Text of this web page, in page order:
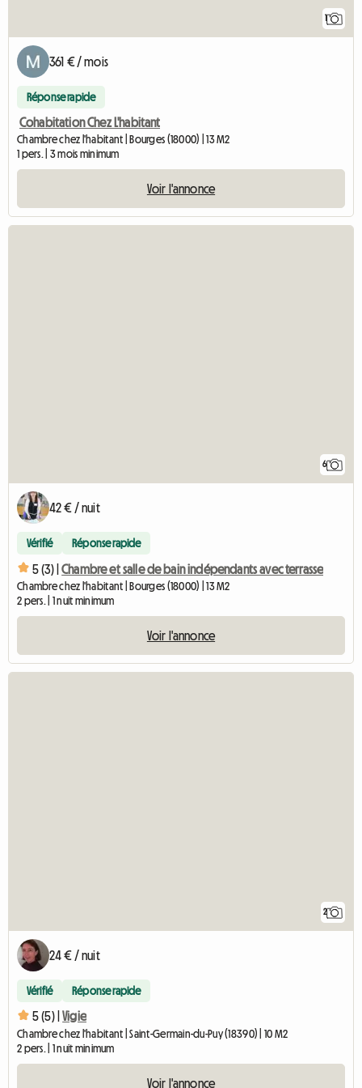
1
361 € / mois
Réponse rapide
Cohabitation Chez L'habitant
Chambre chez l'habitant | Bourges (18000) | 13 M2
1 pers. | 3 mois minimum
Voir l'annonce
6
42 € / nuit
Vérifié Réponse rapide
5 (3) | Chambre et salle de bain indépendants avec terrasse
Chambre chez l'habitant | Bourges (18000) | 13 M2
2 pers. | 1 nuit minimum
Voir l'annonce
2
24 € / nuit
Vérifié Réponse rapide
5 (5) | Vigie
Chambre chez l'habitant | Saint-Germain-du-Puy (18390) | 10 M2
2 pers. | 1 nuit minimum
Voir l'annonce